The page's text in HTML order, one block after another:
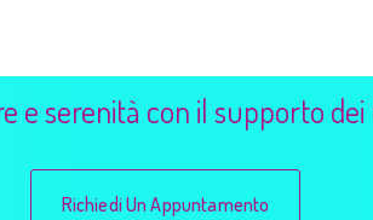
e serenità con il supporto
Richiedi Un Appuntamento